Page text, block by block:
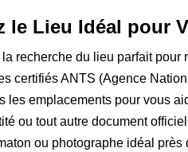
le Lieu Idéal pour
recherche du lieu parfait
certifiés ANTS (Agence
les emplacements pour vous
ou tout autre document
ou photographe idéal près